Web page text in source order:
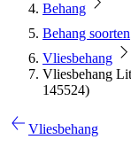
Behang
Behang soorten
Vliesbehang
Vliesbehang
145524)
Vliesbehang